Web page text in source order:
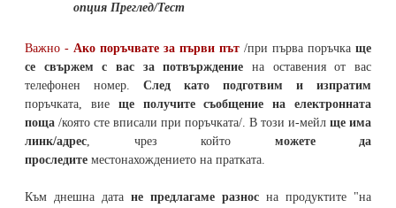
опция Преглед/Тест
Важно - Ако поръчвате за първи път /при първа поръчка ще
се свържем с вас за потвърждение на оставения от вас
телефонен номер. След като подготвим и изпратим
поръчката, вие ще получите съобщение на електронната
поща /която сте вписали при поръчката/. В този и-мейл ще има
линк/адрес, чрез който можете да
проследите местонахождението на пратката.
Към днешна дата не предлагаме разнос на продуктите "на